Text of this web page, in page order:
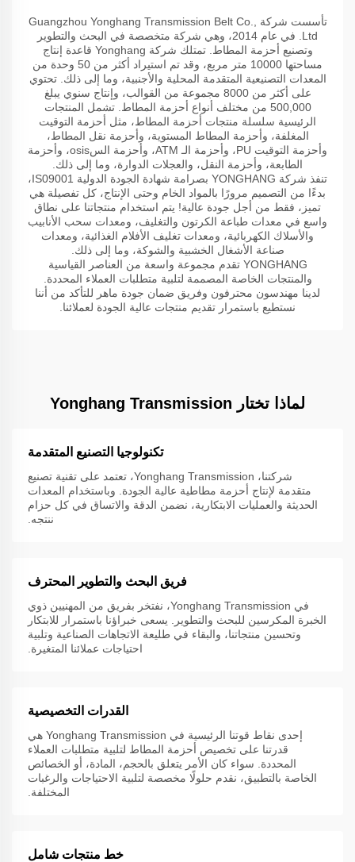
تأسست شركة Guangzhou Yonghang Transmission Belt Co.,
Ltd. في عام 2014، وهي شركة متخصصة في البحث والتطوير
وتصنيع أحزمة المطاط. تمتلك شركة Yonghang قاعدة إنتاج
مساحتها 10000 متر مربع، وقد تم استيراد أكثر من 50 وحدة من
المعدات التصنيعية المتقدمة المحلية والأجنبية، وما إلى ذلك. تحتوي
على أكثر من 8000 مجموعة من القوالب، وإنتاج سنوي يبلغ
500,000 من مختلف أنواع أحزمة المطاط. تشمل المنتجات
الرئيسية سلسلة منتجات أحزمة المطاط، مثل أحزمة التوقيت
المغلفة، وأحزمة المطاط المستوية، وأحزمة نقل المطاط،
وأحزمة التوقيت PU، وأحزمة الـ ATM، وأحزمة السosis، وأحزمة
الطابعة، وأحزمة النقل، والعجلات الدوارة، وما إلى ذلك.
تنفذ شركة YONGHANG بصرامة شهادة الجودة الدولية IS09001،
بدءًا من التصميم مرورًا بالمواد الخام وحتى الإنتاج، كل تفصيلة هي
تميز، فقط من أجل جودة عالية! يتم استخدام منتجاتنا على نطاق
واسع في معدات طباعة الكرتون والتغليف، ومعدات سحب الأنابيب
والأسلاك الكهربائية، ومعدات تغليف الأفلام الغذائية، ومعدات
صناعة الأشغال الخشبية والشوكة، وما إلى ذلك.
YONGHANG تقدم مجموعة واسعة من العناصر القياسية
والمنتجات الخاصة المصممة لتلبية متطلبات العملاء المحددة.
لدينا مهندسون محترفون وفريق ضمان جودة ماهر للتأكد من أننا
نستطيع باستمرار تقديم منتجات عالية الجودة لعملائنا.
لماذا تختار Yonghang Transmission
تكنولوجيا التصنيع المتقدمة
شركتنا، Yonghang Transmission، تعتمد على تقنية تصنيع
متقدمة لإنتاج أحزمة مطاطية عالية الجودة. وباستخدام المعدات
الحديثة والعمليات الابتكارية، نضمن الدقة والاتساق في كل حزام
ننتجه.
فريق البحث والتطوير المحترف
في Yonghang Transmission، نفتخر بفريق من المهنيين ذوي
الخبرة المكرسين للبحث والتطوير. يسعى خبراؤنا باستمرار للابتكار
وتحسين منتجاتنا، والبقاء في طليعة الاتجاهات الصناعية وتلبية
احتياجات عملائنا المتغيرة.
القدرات التخصيصية
إحدى نقاط قوتنا الرئيسية في Yonghang Transmission هي
قدرتنا على تخصيص أحزمة المطاط لتلبية متطلبات العملاء
المحددة. سواء كان الأمر يتعلق بالحجم، المادة، أو الخصائص
الخاصة بالتطبيق، نقدم حلولًا مخصصة لتلبية الاحتياجات والرغبات
المختلفة.
خط منتجات شامل